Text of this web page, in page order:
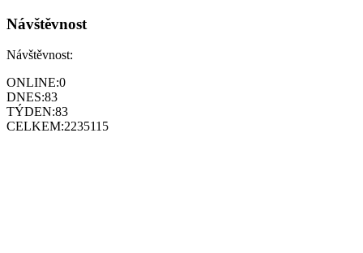
Návštěvnost
Návštěvnost:
ONLINE:0
DNES:83
TÝDEN:83
CELKEM:2235115